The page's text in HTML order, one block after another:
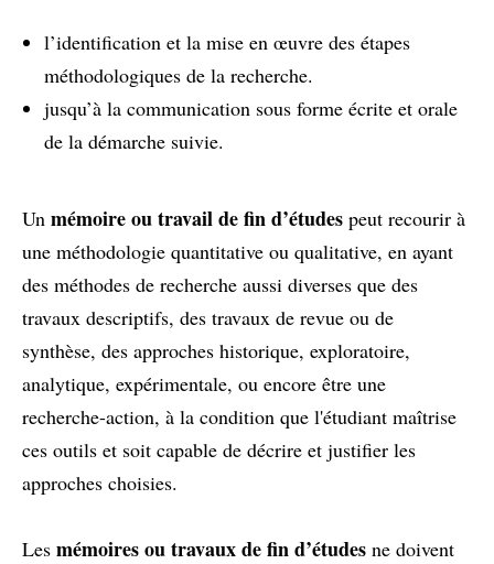
l’identification et la mise en œuvre des étapes
méthodologiques de la recherche.
jusqu’à la communication sous forme écrite et orale
de la démarche suivie.
Un mémoire ou travail de fin d’études peut recourir à
une méthodologie quantitative ou qualitative, en ayant
des méthodes de recherche aussi diverses que des
travaux descriptifs, des travaux de revue ou de
synthèse, des approches historique, exploratoire,
analytique, expérimentale, ou encore être une
recherche-action, à la condition que l'étudiant maîtrise
ces outils et soit capable de décrire et justifier les
approches choisies.
Les mémoires ou travaux de fin d’études ne doivent